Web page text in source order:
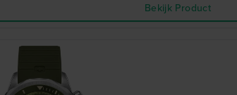
Bekijk Product